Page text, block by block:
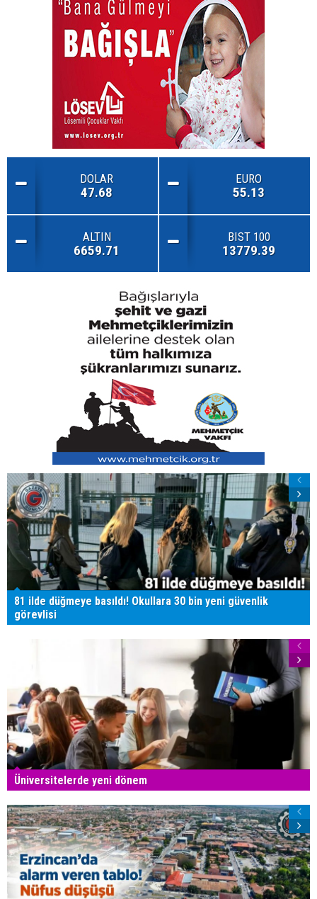
DOLAR
47.68
EURO
55.13
ALTIN
6659.71
BIST 100
13779.39
81 ilde düğmeye basıldı! Okullara 30 bin yeni güvenlik
görevlisi
Üniversitelerde yeni dönem